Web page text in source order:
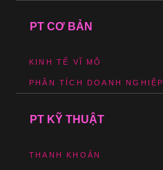
PT CƠ BẢN
KINH TẾ VĨ MÔ
PHÂN TÍCH DOANH NGHIỆP
PT KỸ THUẬT
THANH KHOẢN